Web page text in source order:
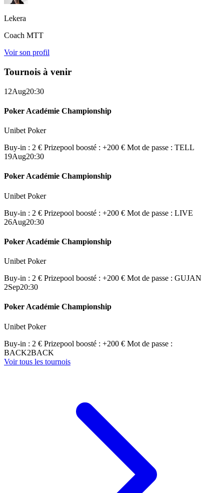
Lekera
Coach MTT
Voir son profil
Tournois à venir
12Aug20:30
Poker Académie Championship
Unibet Poker
Buy-in : 2 € Prizepool boosté : +200 € Mot de passe : TELL
19Aug20:30
Poker Académie Championship
Unibet Poker
Buy-in : 2 € Prizepool boosté : +200 € Mot de passe : LIVE
26Aug20:30
Poker Académie Championship
Unibet Poker
Buy-in : 2 € Prizepool boosté : +200 € Mot de passe : GUJAN
2Sep20:30
Poker Académie Championship
Unibet Poker
Buy-in : 2 € Prizepool boosté : +200 € Mot de passe :
BACK2BACK
Voir tous les tournois